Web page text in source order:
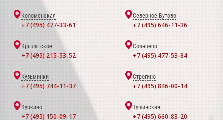
Коломенская
+7 (495) 477-33-61
Северное Бутово
+7 (495) 646-11-36
Крылатское
+7 (495) 215-53-52
Солнцево
+7 (495) 477-53-84
Кузьминки
+7 (495) 744-11-37
Строгино
+7 (495) 846-00-14
Куркино
+7 (495) 150-09-17
Тушинская
+7 (495) 660-83-20